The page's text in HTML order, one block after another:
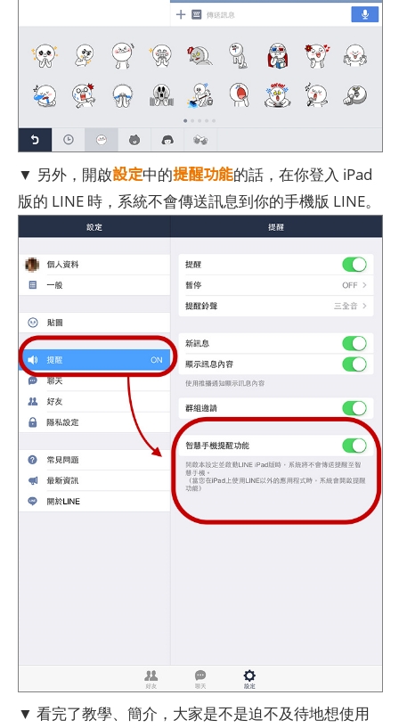
▼ 另外，開啟設定中的提醒功能的話，在你登入 iPad
版的 LINE 時，系統不會傳送訊息到你的手機版 LINE。
▼ 看完了教學、簡介，大家是不是迫不及待地想使用